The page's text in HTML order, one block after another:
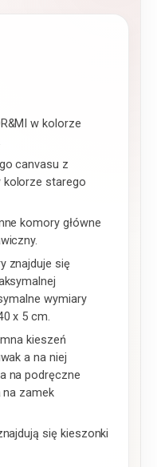
w kolorze
canvasu z
starego
komory główne
znajduje się
wymiary
x 5 cm.
kieszeń
a na niej
na podręczne
na zamek
się kieszonki